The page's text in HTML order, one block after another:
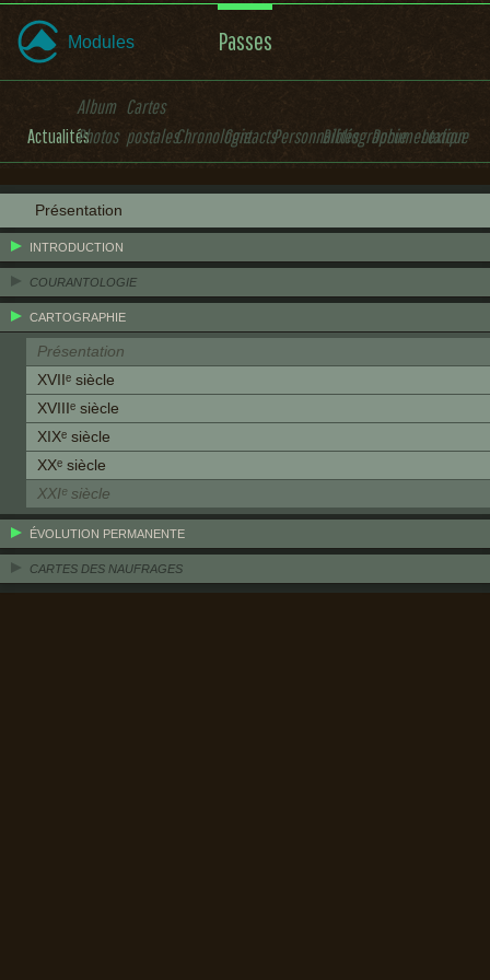
Modules Passes
Actualités
Album
Photos
Cartes
postalesChronologieContactsPersonnalitésBibliographieDocumentation
Lexique
Présentation
INTRODUCTION
COURANTOLOGIE
CARTOGRAPHIE
Présentation
XVIIᵉ siècle
XVIIIᵉ siècle
XIXᵉ siècle
XXᵉ siècle
XXIᵉ siècle
ÉVOLUTION PERMANENTE
CARTES DES NAUFRAGES